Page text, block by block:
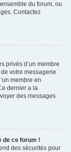
du forum, ou
Contactez
privés d’un membre
votre messagerie
membre en
dernier a la
des messages
de ce forum !
des sécurités pour